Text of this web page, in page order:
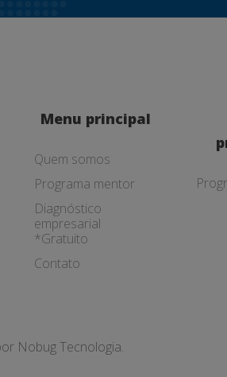
Menu principal
Quem somos
Programa mentor
Diagnóstico
empresarial
*Gratuito
Contato
Nobug Tecnologia.